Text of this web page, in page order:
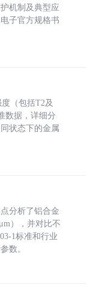
机制及典型应
子官方规格书
（包括T2及
数据，详细分
状态下的金属
分析了铝合金
），并对比不
1标准和行业
数。